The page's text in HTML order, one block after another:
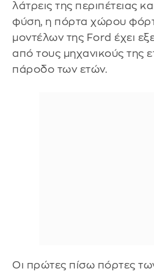
λάτρεις της περιπέτειας
φύση, η πόρτα χώρου
μοντέλων της Ford έχει
από τους μηχανικούς της
πάροδο των ετών.
Οι πρώτες πίσω πόρτες